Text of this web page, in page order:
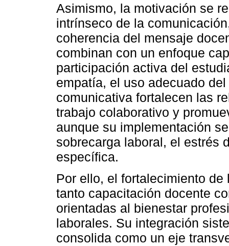
Asimismo, la motivación se
intrínseco de la
coherencia del mensaje
combinan con un enfoque
participación activa del
empatía, el uso adecuado
comunicativa fortalecen las
trabajo colaborativo y
aunque su implementación
sobrecarga laboral, el estrés
específica.
Por ello, el fortalecimiento
tanto capacitación docente
orientadas al bienestar
laborales. Su integración
consolida como un eje